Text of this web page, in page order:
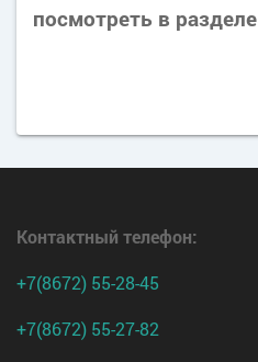
посмотреть в разделе
Контактный телефон:
+7(8672) 55-28-45
+7(8672) 55-27-82